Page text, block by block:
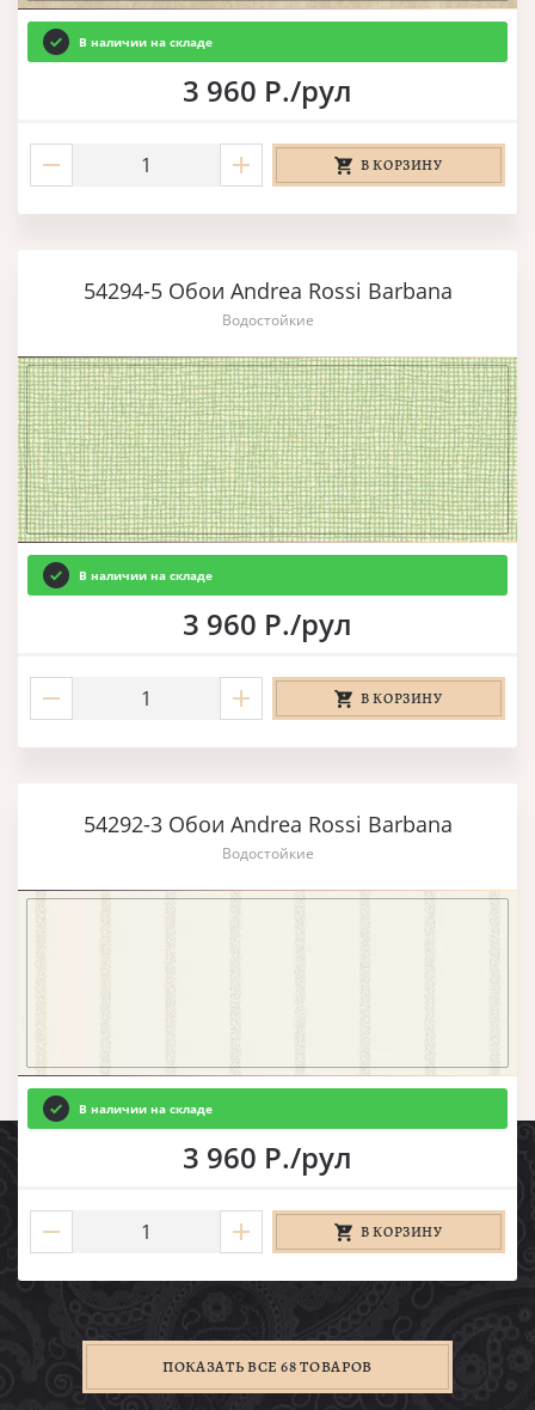
В наличии на складе
3 960 Р./рул
В КОРЗИНУ
54294-5 Обои Andrea Rossi Barbana
Водостойкие
В наличии на складе
3 960 Р./рул
В КОРЗИНУ
54292-3 Обои Andrea Rossi Barbana
Водостойкие
В наличии на складе
3 960 Р./рул
В КОРЗИНУ
ПОКАЗАТЬ ВСЕ 68 ТОВАРОВ